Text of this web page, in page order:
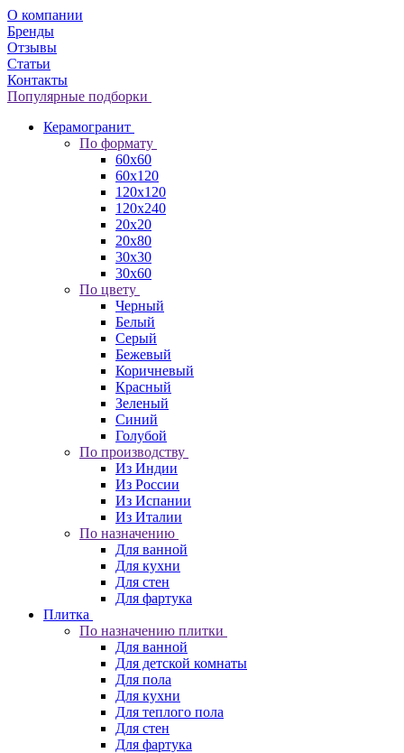
О компании
Бренды
Отзывы
Статьи
Контакты
Популярные подборки
Керамогранит
По формату
60x60
60x120
120x120
120x240
20x20
20x80
30x30
30x60
По цвету
Черный
Белый
Серый
Бежевый
Коричневый
Красный
Зеленый
Синий
Голубой
По производству
Из Индии
Из России
Из Испании
Из Италии
По назначению
Для ванной
Для кухни
Для стен
Для фартука
Плитка
По назначению плитки
Для ванной
Для детской комнаты
Для пола
Для кухни
Для теплого пола
Для стен
Для фартука